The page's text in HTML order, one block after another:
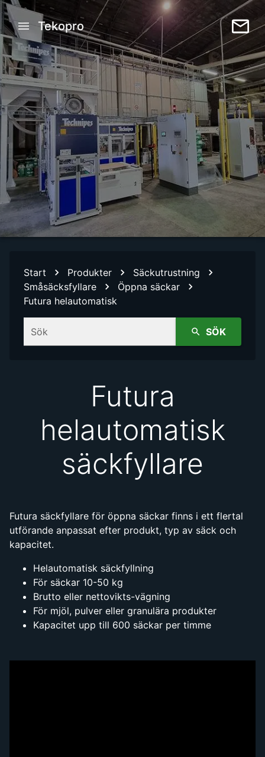
Tekopro
Start Produkter
Säckutrustning
Småsäcksfyllare
Öppna säckar
Futura helautomatisk
Sök SÖK
Futura
helautomatisk
säckfyllare
Futura säckfyllare för öppna säckar finns i ett flertal
utförande anpassat efter produkt, typ av säck och
kapacitet.
Helautomatisk säckfyllning
För säckar 10-50 kg
Brutto eller nettovikts-vägning
För mjöl, pulver eller granulära produkter
Kapacitet upp till 600 säckar per timme